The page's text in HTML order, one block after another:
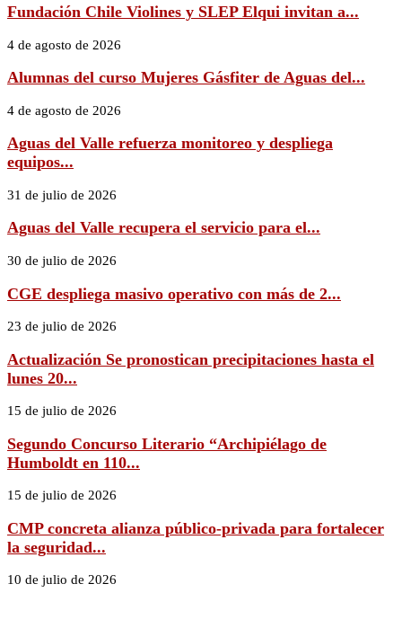
Fundación Chile Violines y SLEP Elqui invitan a...
4 de agosto de 2026
Alumnas del curso Mujeres Gásfiter de Aguas del...
4 de agosto de 2026
Aguas del Valle refuerza monitoreo y despliega
equipos...
31 de julio de 2026
Aguas del Valle recupera el servicio para el...
30 de julio de 2026
CGE despliega masivo operativo con más de 2...
23 de julio de 2026
Actualización Se pronostican precipitaciones hasta el
lunes 20...
15 de julio de 2026
Segundo Concurso Literario “Archipiélago de
Humboldt en 110...
15 de julio de 2026
CMP concreta alianza público-privada para fortalecer
la seguridad...
10 de julio de 2026